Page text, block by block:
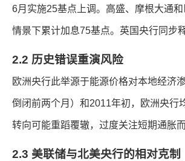
6月实施25基点上调。高盛、摩根大通
情景下累计加息75基点。英国央行同步
2.2 历史错误重演风险
欧洲央行此举源于能源价格对本地经济
倒闭前两个月）和2011年初，欧洲央行
转向可能重蹈覆辙，过度关注短期通胀
2.3 美联储与北美央行的相对克制